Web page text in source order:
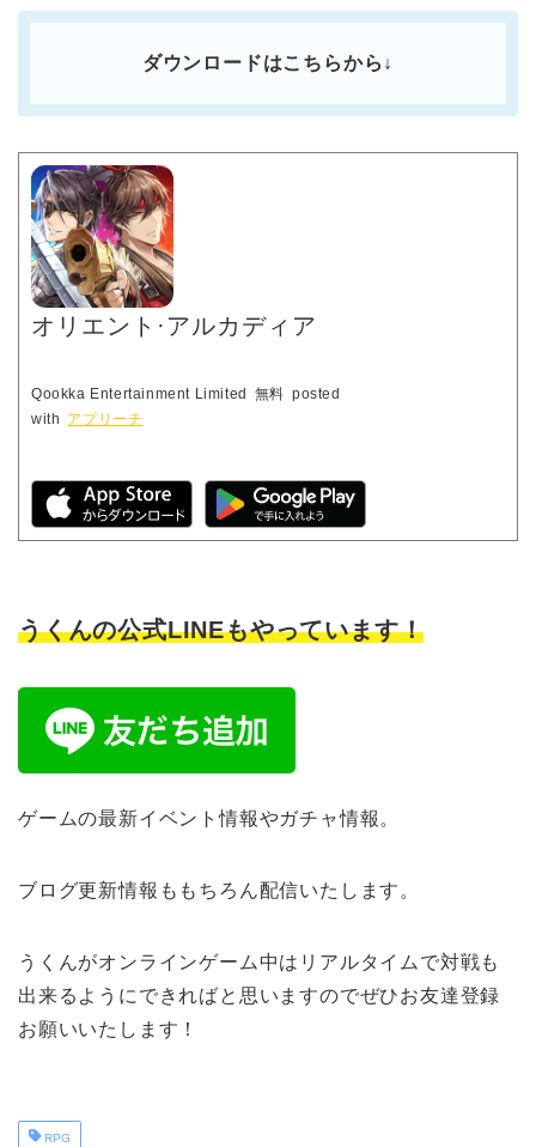
ダウンロードはこちらから↓
オリエント·アルカディア
Qookka Entertainment Limited 無料 posted
with アプリーチ
うくんの公式LINEもやっています！
ゲームの最新イベント情報やガチャ情報。
ブログ更新情報ももちろん配信いたします。
うくんがオンラインゲーム中はリアルタイムで対戦も
出来るようにできればと思いますのでぜひお友達登録
お願いいたします！
RPG